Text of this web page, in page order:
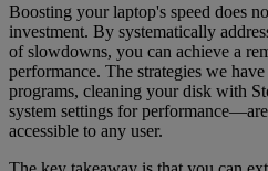
Boosting your laptop's speed does
investment. By systematically
of slowdowns, you can achieve a
performance. The strategies we
programs, cleaning your disk with
system settings for
accessible to any user.